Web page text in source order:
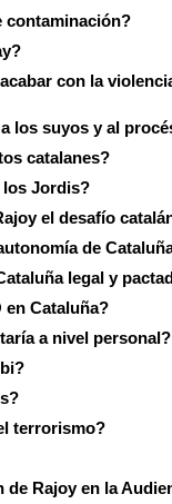
contaminación?
con la
los suyos y al
catalanes?
los Jordis?
el desafío
de
legal y
en Cataluña?
a nivel personal?
terrorismo?
Rajoy en la